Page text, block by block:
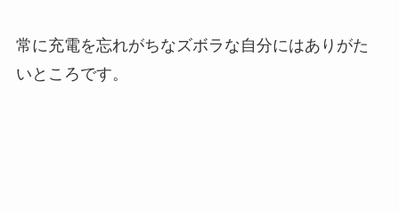
常に充電を忘れがちなズボラな自分にはありがた
いところです。